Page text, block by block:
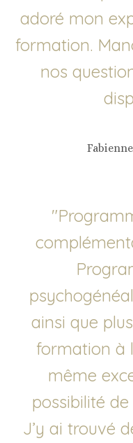
adoré mon
formation.
nos
"
ainsi que
formation à
même
possibilité
J’y ai trouvé